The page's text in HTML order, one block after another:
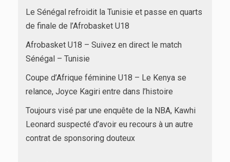
Le Sénégal refroidit la Tunisie et passe en quarts
de finale de l’Afrobasket U18
Afrobasket U18 – Suivez en direct le match
Sénégal – Tunisie
Coupe d’Afrique féminine U18 – Le Kenya se
relance, Joyce Kagiri entre dans l’histoire
Toujours visé par une enquête de la NBA, Kawhi
Leonard suspecté d’avoir eu recours à un autre
contrat de sponsoring douteux